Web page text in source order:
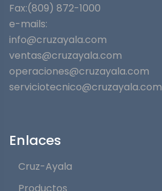
Fax:(809) 872-1000
e-mails:
info@cruzayala.com
ventas@cruzayala.com
operaciones@cruzayala.com
serviciotecnico@cruzayala.com
Enlaces
Cruz-Ayala